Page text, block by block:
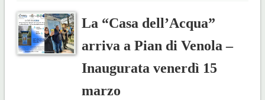
La “Casa dell’Acqua”
arriva a Pian di Venola –
Inaugurata venerdì 15
marzo